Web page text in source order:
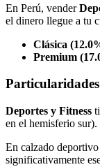
En Perú, vender
el dinero llegue a tu
Clásica
Premium
Deportes y Fitness
en el hemisferio
En calzado
significativamente